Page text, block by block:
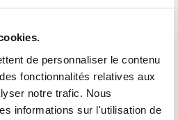
de personnaliser le contenu
fonctionnalités relatives aux
notre trafic. Nous
informations sur l'utilisation de